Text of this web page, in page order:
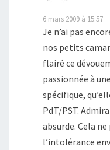
6 mars 2009 à 15:57
Je n’ai pas
nos petits
flairé ce
passionnée à
spécifique,
PdT/PST.
absurde. Cela
l’intolérance